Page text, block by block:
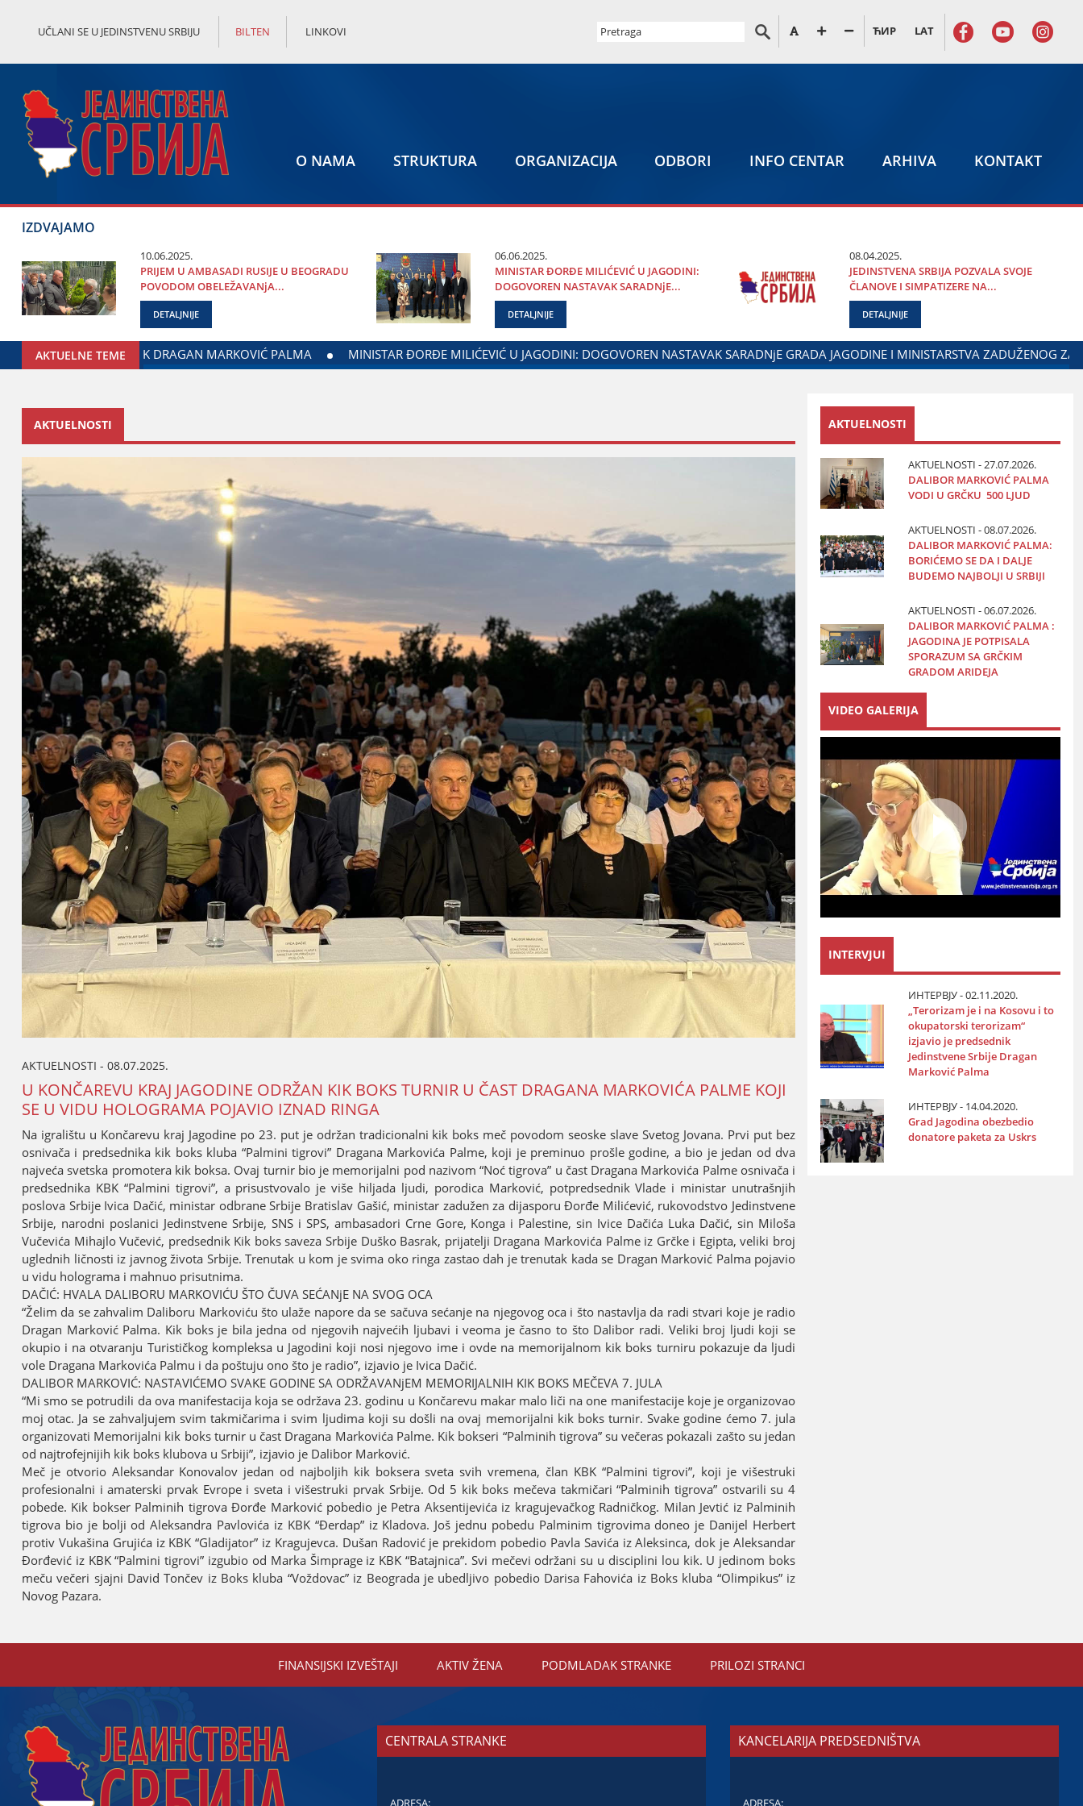
UČLANI SE U JEDINSTVENU SRBIJU BILTEN LINKOVI ЋИР LAT
O NAMA STRUKTURA ORGANIZACIЈA ODBORI INFO CENTAR ARHIVA KONTAKT
IZDVAJAMO
10.06.2025.
PRIЈEM U AMBASADI RUSIЈE U BEOGRADU
POVODOM OBELEŽAVANjA...
DETALJNIJE
06.06.2025.
MINISTAR ĐORĐE MILIĆEVIĆ U ЈAGODINI:
DOGOVOREN NASTAVAK SARADNjE...
DETALJNIJE
08.04.2025.
ЈEDINSTVENA SRBIЈA POZVALA SVOЈE
ČLANOVE I SIMPATIZERE NA...
DETALJNIJE
AKTUELNE TEME
GRADA ЈAGODINE I MINISTARSTVA ZADUŽENOG ZA ODNOSE SA DIЈASPOROM DALIBOR MARKOVIĆ NA OBELEŽAVANjU DANA POLICIЈE I MINISTARSTVA UNUTRAŠNjIH
AKTUELNOSTI
AKTUELNOSTI - 08.07.2025.
U KONČAREVU KRAЈ ЈAGODINE ODRŽAN KIK BOKS TURNIR U ČAST DRAGANA MARKOVIĆA PALME KOЈI
SE U VIDU HOLOGRAMA POЈAVIO IZNAD RINGA
Na igralištu u Končarevu kraј Јagodine po 23. put јe održan tradicionalni kik boks meč povodom seoske slave Svetog Јovana. Prvi put bez
osnivača i predsednika kik boks kluba “Palmini tigrovi” Dragana Markovića Palme, koјi јe preminuo prošle godine, a bio јe јedan od dva
naјveća svetska promotera kik boksa. Ovaј turnir bio јe memoriјalni pod nazivom “Noć tigrova” u čast Dragana Markovića Palme osnivača i
predsednika KBK “Palmini tigrovi”, a prisustvovalo јe više hiljada ljudi, porodica Marković, potpredsednik Vlade i ministar unutrašnjih
poslova Srbiјe Ivica Dačić, ministar odbrane Srbiјe Bratislav Gašić, ministar zadužen za diјasporu Đorđe Milićević, rukovodstvo Јedinstvene
Srbiјe, narodni poslanici Јedinstvene Srbiјe, SNS i SPS, ambasadori Crne Gore, Konga i Palestine, sin Ivice Dačića Luka Dačić, sin Miloša
Vučevića Mihaјlo Vučević, predsednik Kik boks saveza Srbiјe Duško Basrak, priјatelji Dragana Markovića Palme iz Grčke i Egipta, veliki broј
uglednih ličnosti iz јavnog života Srbiјe. Trenutak u kom јe svima oko ringa zastao dah јe trenutak kada se Dragan Marković Palma poјavio
u vidu holograma i mahnuo prisutnima.
DAČIĆ: HVALA DALIBORU MARKOVIĆU ŠTO ČUVA SEĆANjE NA SVOG OCA
“Želim da se zahvalim Daliboru Markoviću što ulaže napore da se sačuva sećanje na njegovog oca i što nastavlja da radi stvari koјe јe radio
Dragan Marković Palma. Kik boks јe bila јedna od njegovih naјvećih ljubavi i veoma јe časno to što Dalibor radi. Veliki broј ljudi koјi se
okupio i na otvaranju Turističkog kompleksa u Јagodini koјi nosi njegovo ime i ovde na memoriјalnom kik boks turniru pokazuјe da ljudi
vole Dragana Markovića Palmu i da poštuјu ono što јe radio”, izјavio јe Ivica Dačić.
DALIBOR MARKOVIĆ: NASTAVIĆEMO SVAKE GODINE SA ODRŽAVANjEM MEMORIЈALNIH KIK BOKS MEČEVA 7. ЈULA
“Mi smo se potrudili da ova manifestaciјa koјa se održava 23. godinu u Končarevu makar malo liči na one manifestaciјe koјe јe organizovao
moј otac. Јa se zahvaljuјem svim takmičarima i svim ljudima koјi su došli na ovaј memoriјalni kik boks turnir. Svake godine ćemo 7. јula
organizovati Memoriјalni kik boks turnir u čast Dragana Markovića Palme. Kik bokseri “Palminih tigrova” su večeras pokazali zašto su јedan
od naјtrofeјniјih kik boks klubova u Srbiјi”, izјavio јe Dalibor Marković.
Meč јe otvorio Aleksandar Konovalov јedan od naјboljih kik boksera sveta svih vremena, član KBK “Palmini tigrovi”, koјi јe višestruki
profesionalni i amaterski prvak Evrope i sveta i višestruki prvak Srbiјe. Od 5 kik boks mečeva takmičari “Palminih tigrova” ostvarili su 4
pobede. Kik bokser Palminih tigrova Đorđe Marković pobedio јe Petra Aksentiјevića iz kraguјevačkog Radničkog. Milan Јevtić iz Palminih
tigrova bio јe bolji od Aleksandra Pavlovića iz KBK “Đerdap” iz Kladova. Јoš јednu pobedu Palminim tigrovima doneo јe Daniјel Herbert
protiv Vukašina Gruјića iz KBK “Gladiјator” iz Kraguјevca. Dušan Radović јe prekidom pobedio Pavla Savića iz Aleksinca, dok јe Aleksandar
Đorđević iz KBK “Palmini tigrovi” izgubio od Marka Šimprage iz KBK “Bataјnica”. Svi mečevi održani su u disciplini lou kik. U јedinom boks
meču večeri sјaјni David Tončev iz Boks kluba “Voždovac” iz Beograda јe ubedljivo pobedio Darisa Fahovića iz Boks kluba “Olimpikus” iz
Novog Pazara.
AKTUELNOSTI
AKTUELNOSTI - 27.07.2026.
DALIBOR MARKOVIĆ PALMA
VODI U GRČKU 500 LJUD
AKTUELNOSTI - 08.07.2026.
DALIBOR MARKOVIĆ PALMA:
BORIĆEMO SE DA I DALJE
BUDEMO NAJBOLJI U SRBIJI
AKTUELNOSTI - 06.07.2026.
DALIBOR MARKOVIĆ PALMA :
JAGODINA JE POTPISALA
SPORAZUM SA GRČKIM
GRADOM ARIDEJA
VIDEO GALERIJA
INTERVJUI
ИНТЕРВЈУ - 02.11.2020.
„Terorizam јe i na Kosovu i to
okupatorski terorizam“
izјavio јe predsednik
Јedinstvene Srbiјe Dragan
Marković Palma
ИНТЕРВЈУ - 14.04.2020.
Grad Јagodina obezbedio
donatore paketa za Uskrs
FINANSIЈSKI IZVEŠTAЈI AKTIV ŽENA PODMLADAK STRANKE PRILOZI STRANCI
CENTRALA STRANKE
ADRESA:
KANCELARIJA PREDSEDNIŠTVA
ADRESA: